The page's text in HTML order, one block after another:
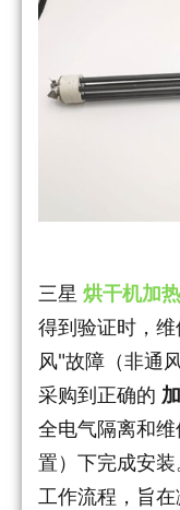
三星 烘干机加
得到验证时，
风"故障（非通
采购到正确的
全电气隔离和
置）下完成安
工作流程，旨